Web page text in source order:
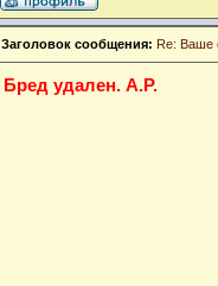
Заголовок сообщения: Re: Ваше
Бред удален. А.Р.